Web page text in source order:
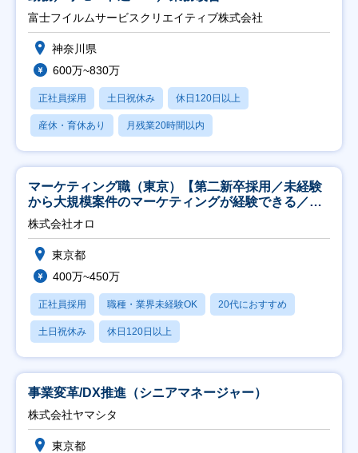
富士フイルムサービスクリエイティブ株式会社
神奈川県
600万~830万
正社員採用 土日祝休み 休日120日以上
産休・育休あり 月残業20時間以内
マーケティング職（東京）【第二新卒採用／未経験
から大規模案件のマーケティングが経験できる／研
修充実】
株式会社オロ
東京都
400万~450万
正社員採用 職種・業界未経験OK 20代におすすめ
土日祝休み 休日120日以上
事業変革/DX推進（シニアマネージャー）
株式会社ヤマシタ
東京都